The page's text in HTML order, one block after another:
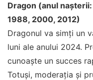
Dragon (anul
1988, 2000, 2012)
Dragonul va simți un
luni ale anului 2024.
cunoaște un succes
Totuși, moderația și